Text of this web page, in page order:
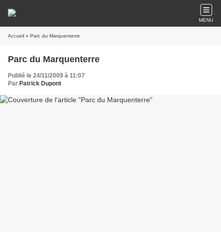
MENU
Accueil » Parc du Marquenterre
Parc du Marquenterre
Publié le 24/11/2009 à 11:07
Par Patrick Dupont